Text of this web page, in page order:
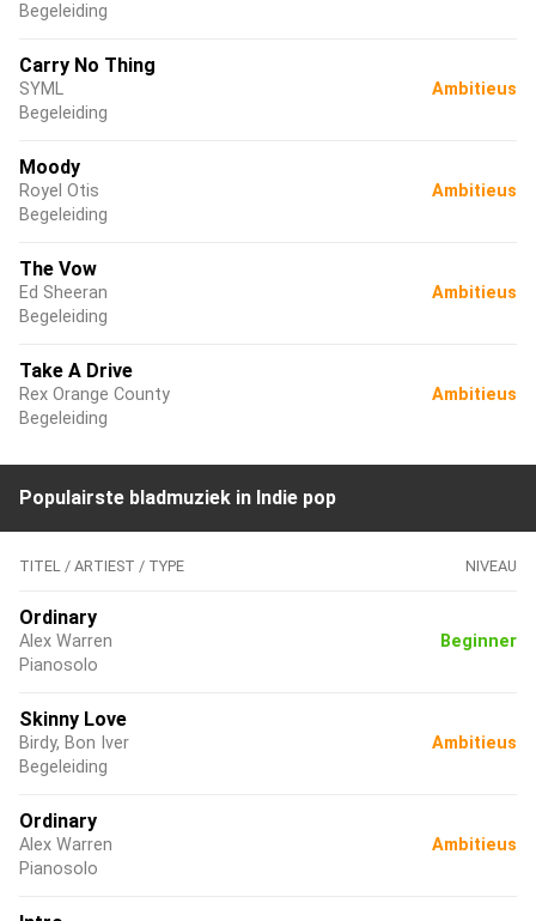
Begeleiding
Carry No Thing
SYML
Begeleiding
Ambitieus
Moody
Royel Otis
Begeleiding
Ambitieus
The Vow
Ed Sheeran
Begeleiding
Ambitieus
Take A Drive
Rex Orange County
Begeleiding
Ambitieus
Populairste bladmuziek in Indie pop
TITEL / ARTIEST / TYPE NIVEAU
Ordinary
Alex Warren
Pianosolo
Beginner
Skinny Love
Birdy, Bon Iver
Begeleiding
Ambitieus
Ordinary
Alex Warren
Pianosolo
Ambitieus